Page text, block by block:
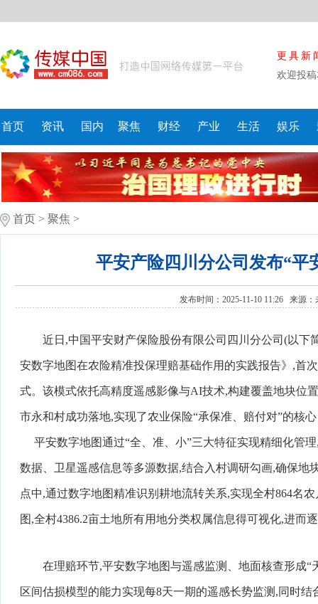
更具新
欢迎投
首页 资讯 国内 聚焦 财经 产业 生活 娱乐
首页 > 聚焦 >
平安产险四川分公司发布“平
发布时间：2025-11-10 11:26 来源：
近日,中国平安财产保险股份有限公司四川分公司(以下
安数字地图在农险精准投保理赔基础作用的实践报告》,首
式。该模式依托高精度遥感影像与AI技术,构建覆盖地块位
市永和村成功落地,实现了农业保险“承保准、赔付对”的核
平安数字地图通过“全、准、小”三大特征实现精细化管
数据、卫星遥感信息等多源数据,结合入村调研勾画,确保地
点中,通过数字地图精准识别耕地流转关系,实现全村864名
图,全村4386.2亩土地所有用地分类权属信息得可视化,进而
在理赔环节,平安数字地图与遥感监测、地面核查形成
区间估损模型的能力实现每8天一期的遥感长势监测,同时